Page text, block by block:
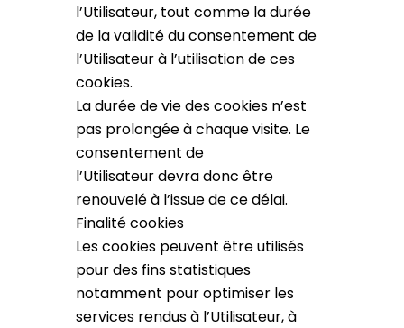
l’Utilisateur, tout comme la durée
de la validité du consentement de
l’Utilisateur à l’utilisation de ces
cookies.
La durée de vie des cookies n’est
pas prolongée à chaque visite. Le
consentement de
l’Utilisateur devra donc être
renouvelé à l’issue de ce délai.
Finalité cookies
Les cookies peuvent être utilisés
pour des fins statistiques
notamment pour optimiser les
services rendus à l’Utilisateur, à